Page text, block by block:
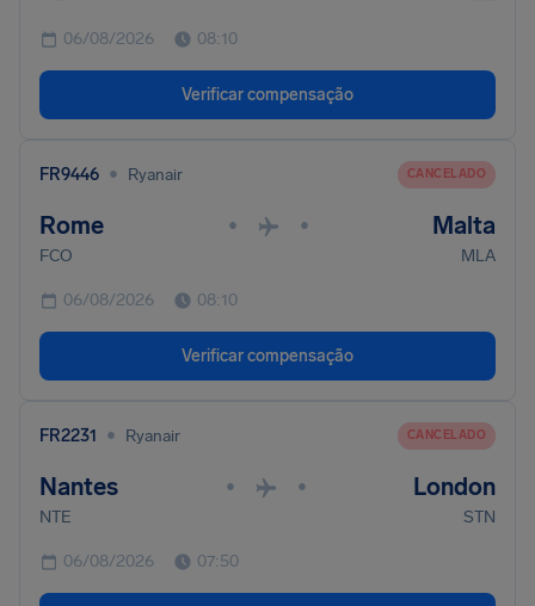
06/08/2026 08:10
Verificar compensação
FR9446 • Ryanair CANCELADO
Rome • • Malta
FCO MLA
06/08/2026 08:10
Verificar compensação
FR2231 • Ryanair CANCELADO
Nantes • • London
NTE STN
06/08/2026 07:50